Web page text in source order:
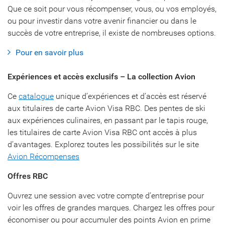
Que ce soit pour vous récompenser, vous, ou vos employés,
ou pour investir dans votre avenir financier ou dans le
succès de votre entreprise, il existe de nombreuses options.
Pour en savoir plus
Expériences et accès exclusifs – La collection Avion
Ce catalogue unique d’expériences et d’accès est réservé
aux titulaires de carte Avion Visa RBC. Des pentes de ski
aux expériences culinaires, en passant par le tapis rouge,
les titulaires de carte Avion Visa RBC ont accès à plus
d’avantages. Explorez toutes les possibilités sur le site
Avion Récompenses
Offres RBC
Ouvrez une session avec votre compte d’entreprise pour
voir les offres de grandes marques. Chargez les offres pour
économiser ou pour accumuler des points Avion en prime